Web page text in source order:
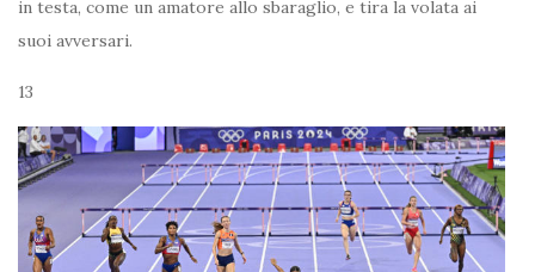
in testa, come un amatore allo sbaraglio, e tira la volata ai
suoi avversari.
13